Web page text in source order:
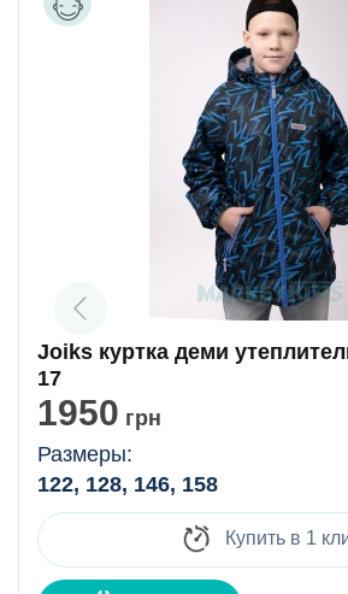
Joiks куртка деми
17
1950 грн
Размеры:
122, 128, 146, 158
Купить в 1